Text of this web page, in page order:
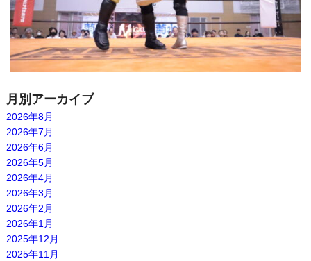
月別アーカイブ
2026年8月
2026年7月
2026年6月
2026年5月
2026年4月
2026年3月
2026年2月
2026年1月
2025年12月
2025年11月